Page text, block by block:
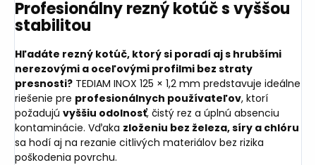
Profesionálny rezný kotúč s vyššou
stabilitou
Hľadáte rezný kotúč, ktorý si poradí aj s hrubšími
nerezovými a oceľovými profilmi bez straty
presnosti? TEDIAM INOX 125 × 1,2 mm predstavuje ideálne
riešenie pre profesionálnych používateľov, ktorí
požadujú vyššiu odolnosť, čistý rez a úplnú absenciu
kontaminácie. Vďaka zloženiu bez železa, síry a chlóru
sa hodí aj na rezanie citlivých materiálov bez rizika
poškodenia povrchu.